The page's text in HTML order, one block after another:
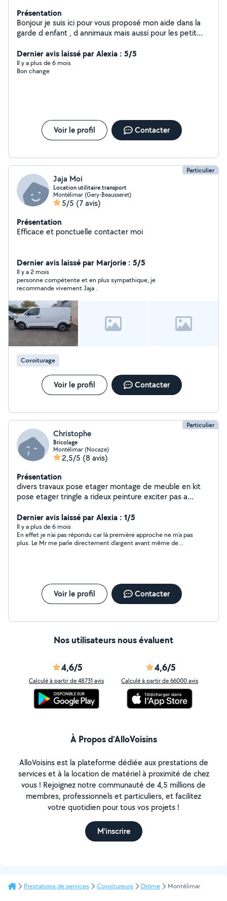
Présentation
Bonjour je suis ici pour vous proposé mon aide dans la
garde d enfant , d annimaux mais aussi pour les petit
bafa j ai été animateur périscolere puis j ai fait du
soutien scolaire pour du niveau primaire , je garde
regulierement un staff un golden et un autre chien. j ai
Dernier avis laissé par Alexia : 5/5
Il y a plus de 6 mois
Bon change
Voir le profil Contacter
Particulier
Jaja Moi
Location utilitaire transport
Montélimar (Gery-Beausseret)
5/5 (7 avis)
Présentation
Efficace et ponctuelle contacter moi
Dernier avis laissé par Marjorie : 5/5
Il y a 2 mois
personne compétente et en plus sympathique, je
recommande vivement Jaja .
Covoiturage
Voir le profil Contacter
Particulier
Christophe
Bricolage
Montélimar (Nocaze)
2,5/5 (8 avis)
Présentation
divers travaux pose etager montage de meuble en kit
pose etager tringle a rideux peinture exciter pas a
chris
Dernier avis laissé par Alexia : 1/5
Il y a plus de 6 mois
En effet je n’ai pas répondu car là première approche ne m’a pas
plus. Le Mr me parle directement d’argent avant même de
Voir le profil Contacter
Nos utilisateurs nous évaluent
4,6/5
Calculé à partir de 48731 avis
4,6/5
Calculé à partir de 66000 avis
À Propos d’AlloVoisins
AlloVoisins est la plateforme dédiée aux prestations de
services et à la location de matériel à proximité de chez
vous ! Rejoignez notre communauté de 4,5 millions de
membres, professionnels et particuliers, et facilitez
votre quotidien pour tous vos projets !
M'inscrire
Prestations de services Covoitureurs Drôme Montélimar